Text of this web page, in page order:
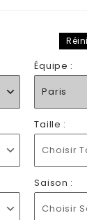
Équipe :
Paris
Taille :
Choisir
Saison :
Choisir